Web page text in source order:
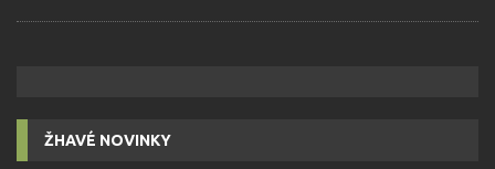
ŽHAVÉ NOVINKY